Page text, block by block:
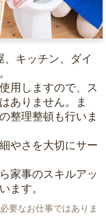
キッチン、ダイ
用しますので、ス
ありません。ま
整理整頓も行いま
やさを大切にサー
家事のスキルアッ
ます。
要なお仕事ではありま